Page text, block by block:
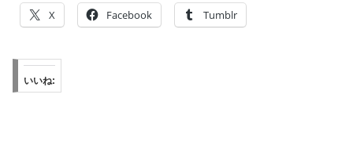
X Facebook Tumblr
いいね: